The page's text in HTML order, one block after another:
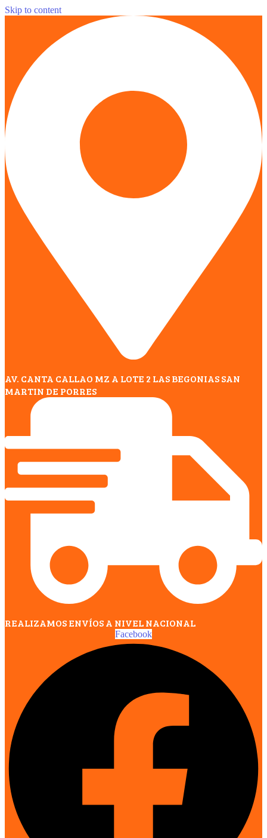
Skip to content
AV. CANTA CALLAO MZ A LOTE 2 LAS BEGONIAS SAN
MARTIN DE PORRES
REALIZAMOS ENVÍOS A NIVEL NACIONAL
Facebook